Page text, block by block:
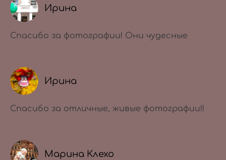
Ирина
Спасибо за фотографии! Они чудесные
Ирина
Спасибо за отличные, живые фотографии!!
Марина Клехо